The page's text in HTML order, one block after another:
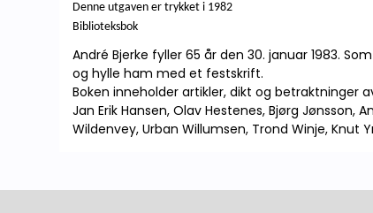
Denne utgaven er trykket i 1982
Biblioteksbok
André Bjerke fyller 65 år den 30. januar 1983.
og hylle ham med et festskrift.
Boken inneholder artikler, dikt og betraktninger
Jan Erik Hansen, Olav Hestenes, Bjørg Jønsson,
Wildenvey, Urban Willumsen, Trond Winje, Knut